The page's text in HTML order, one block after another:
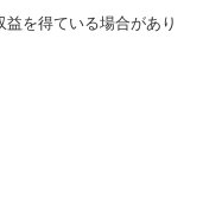
を得ている場合があり